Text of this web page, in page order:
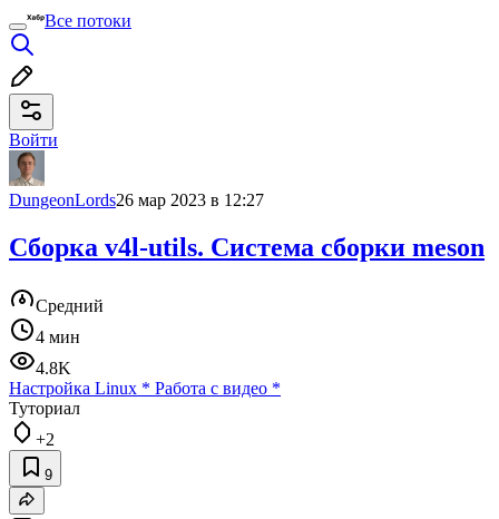
Все потоки
Войти
DungeonLords26 мар 2023 в 12:27
Сборка v4l-utils. Система сборки meson
Средний
4 мин
4.8K
Настройка Linux * Работа с видео *
Туториал
+2
9